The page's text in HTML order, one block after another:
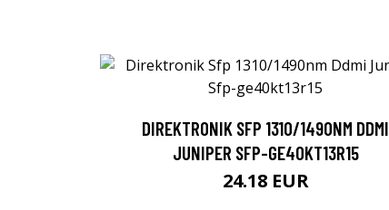
DIREKTRONIK SFP 1310/1490NM DDMI
JUNIPER SFP-GE40KT13R15
24.18 EUR